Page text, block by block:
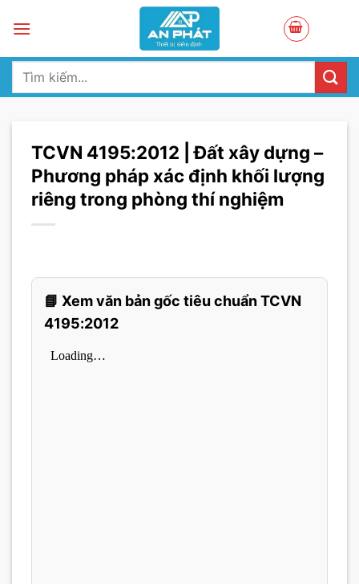
Tìm
TCVN 4195:2012 | Đất xây dựng –
Phương pháp xác định khối lượng
riêng trong phòng thí nghiệm
📘 Xem văn bản gốc tiêu chuẩn TCVN
4195:2012